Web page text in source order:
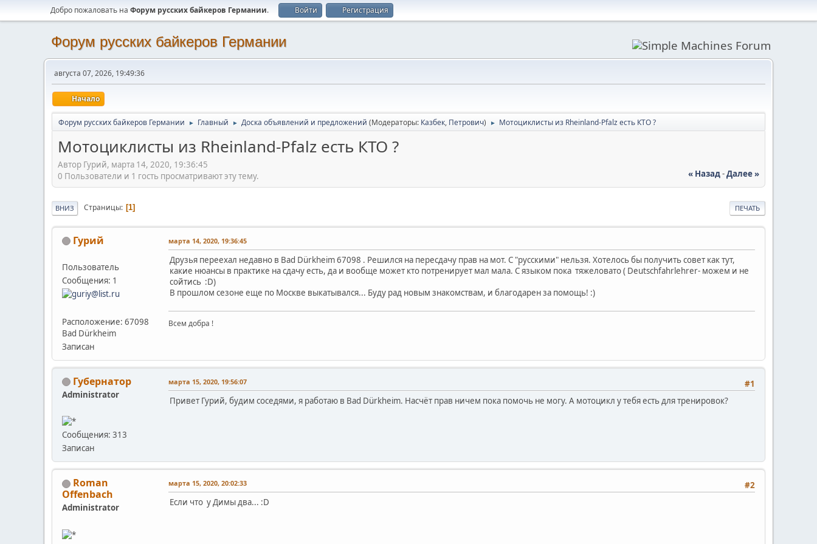
Добро пожаловать на Форум русских байкеров Германии. Войти Регистрация
Форум русских байкеров Германии
августа 07, 2026, 19:49:36
Начало
Форум русских байкеров Германии ► Главный ► Доска объявлений и предложений (Модераторы: Казбек, Петрович) ► Мотоциклисты из Rheinland-Pfalz есть КТО ?
Мотоциклисты из Rheinland-Pfalz есть КТО ?
Автор Гурий, марта 14, 2020, 19:36:45
« Назад-Далее »
0 Пользователи и 1 гость просматривают эту тему.
ПЕЧАТЬ
ВНИЗ Страницы 1
Гурий
Пользователь
Сообщения: 1
Расположение: 67098
Bad Dürkheim
Записан
марта 14, 2020, 19:36:45
Друзья переехал недавно в Bad Dürkheim 67098 . Решился на пересдачу прав на мот. С "русскими" нельзя. Хотелось бы получить совет как тут,
какие нюансы в практике на сдачу есть, да и вообще может кто потренирует мал мала. С языком пока тяжеловато ( Deutschfahrlehrer- можем и не
сойтись :D)
В прошлом сезоне еще по Москве выкатывался... Буду рад новым знакомствам, и благодарен за помощь! :)
Всем добра !
Губернатор
Administrator
Сообщения: 313
Записан
#1
марта 15, 2020, 19:56:07
Привет Гурий, будим соседями, я работаю в Bad Dürkheim. Насчёт прав ничем пока помочь не могу. А мотоцикл у тебя есть для тренировок?
Roman
Offenbach
Administrator
#2
марта 15, 2020, 20:02:33
Если что у Димы два... :D